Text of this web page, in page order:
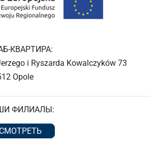
КВАРТИРА:
i Ryszarda Kowalczyków 73
Opole
ФИЛИАЛЫ:
СМОТРЕТЬ